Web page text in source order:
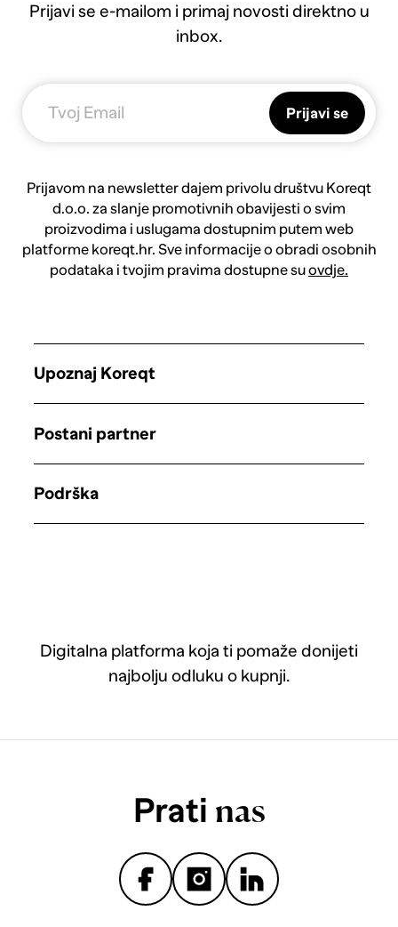
Prijavi se e-mailom i primaj novosti direktno u
inbox.
Prijavi se
Prijavom na newsletter dajem privolu društvu Koreqt
d.o.o. za slanje promotivnih obavijesti o svim
proizvodima i uslugama dostupnim putem web
platforme koreqt.hr. Sve informacije o obradi osobnih
podataka i tvojim pravima dostupne suovdje.
Digitalna platforma koja ti pomaže donijeti
najbolju odluku o kupnji.
Upoznaj Koreqt
Postani partner
Podrška
Prati nas